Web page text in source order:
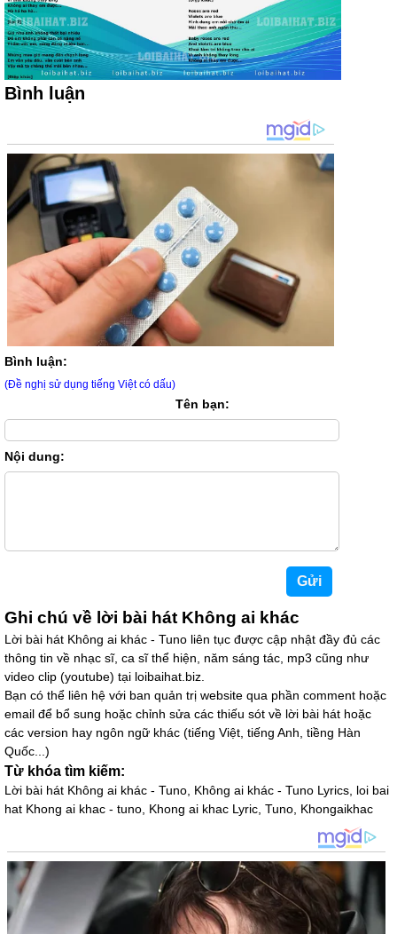
Bình luận
Bình luận:
(Đề nghị sử dụng tiếng Việt có dấu)
Tên bạn:
Nội dung:
Ghi chú về lời bài hát Không ai khác
Lời bài hát Không ai khác - Tuno liên tục được cập nhật đầy đủ các
thông tin về nhạc sĩ, ca sĩ thể hiện, năm sáng tác, mp3 cũng như
video clip (youtube) tại loibaihat.biz.
Bạn có thể liên hệ với ban quản trị website qua phần comment hoặc
email để bổ sung hoặc chỉnh sửa các thiếu sót về lời bài hát hoặc
các version hay ngôn ngữ khác (tiếng Việt, tiếng Anh, tiềng Hàn
Quốc...)
Từ khóa tìm kiếm:
Lời bài hát Không ai khác - Tuno, Không ai khác - Tuno Lyrics, loi bai
hat Khong ai khac - tuno, Khong ai khac Lyric, Tuno, Khongaikhac